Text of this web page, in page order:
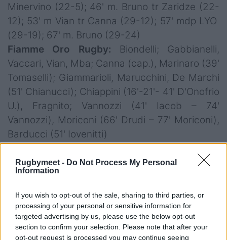
Rugbymeet - Do Not Process My Personal
Information
If you wish to opt-out of the sale, sharing to third parties, or
processing of your personal or sensitive information for
targeted advertising by us, please use the below opt-out
section to confirm your selection. Please note that after your
opt-out request is processed you may continue seeing
Minervino (22-5); 46' m. Bruno tr Zaridze (22-
12); 53' m Vian tr Canna (29-12); 57' mdp LYO
(29-19); 67' m. Bruno (29-24)
Fiamme Oro Rugby: Biondelli; Gabbianelli,
Vaccari, Vian, Mba; Canna (cap.), Marinaro (39'
Tomaselli); Giammarioli, Marucchini, De Marchi
(51' Chianucci); Chiappini (16'-21'- 41' D'Onofrio
U.), Fragnito; Vannozzi (41' Iacob – 74'
Vannozzi), Moriconi (66' Drudi – 77' Moriconi),
Barducci (51' Iovenitti)
Sitav Rugby Lyons Piacenza:Biffi; Cuminetti,
Paz, Conti, Bruno (cap); Zaridze (60' Cuoghi),
Fontana; Portillo, Mannelli (57' Bance), Bottacci
(50' Cissè); Janse van Rensburg, Pisicchio (51'
Cemicetti); Minervino, Cocchiaro (46' Tripodo),
Acosta (65' Pelliccioli)